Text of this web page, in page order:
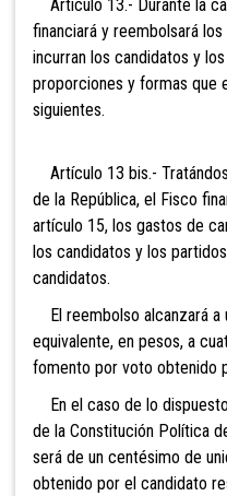
Artículo 13.- Durante la
financiará y reembolsará
incurran los candidatos y
proporciones y formas que
siguientes.
Artículo 13 bis.-
de la República, el Fisco
artículo 15, los gastos de
los candidatos y los
candidatos.
El reembolso alcanzará a
equivalente, en pesos, a
fomento por voto obtenido
En el caso de lo
de la Constitución Política
será de un centésimo de
obtenido por el candidato